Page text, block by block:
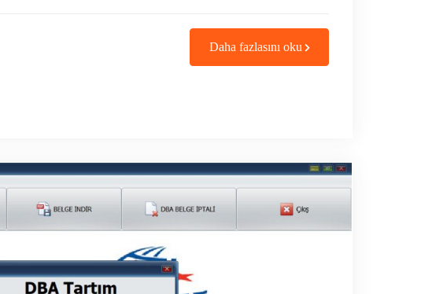
Daha fazlasını oku